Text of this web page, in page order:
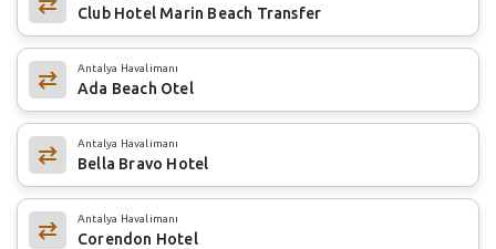
Club Hotel Marin Beach Transfer
Antalya Havalimanı
Ada Beach Otel
Antalya Havalimanı
Bella Bravo Hotel
Antalya Havalimanı
Corendon Hotel